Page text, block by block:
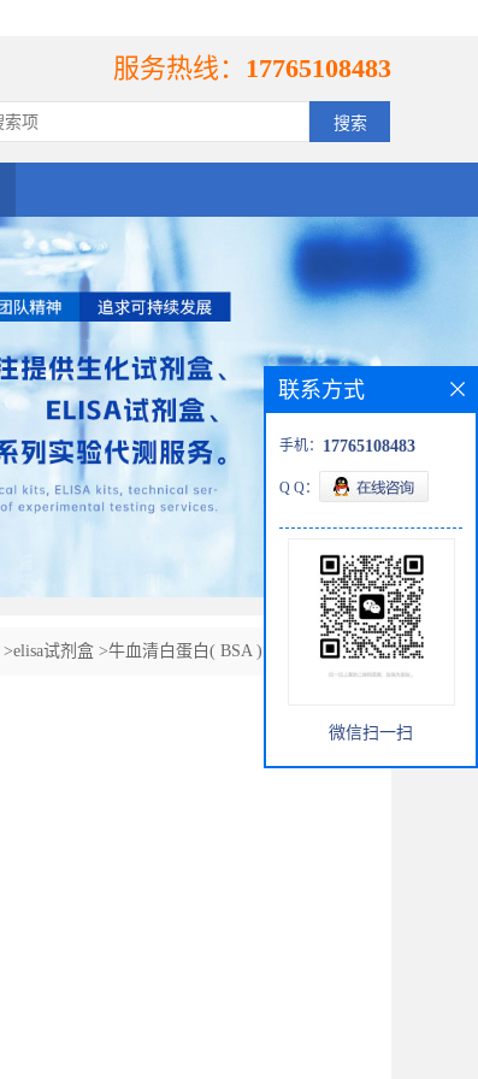
服务热线： 17765108483
>elisa试剂盒 >牛血清白蛋白( BSA ) ELISA试剂盒
联系方式
手机： 17765108483
Q Q：
微信扫一扫